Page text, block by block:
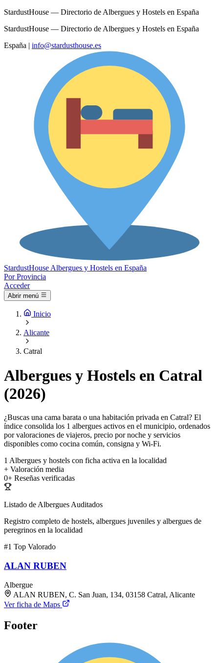
StardustHouse — Directorio de Albergues y Hostels en España
StardustHouse — Directorio de Albergues y Hostels en España
España | info@stardusthouse.es
StardustHouse Albergues y Hostels en España
Por Provincia
Acceder
Abrir menú
Inicio
Alicante
Catral
Albergues y Hostels en Catral
(2026)
¿Buscas una cama barata o una habitación privada en Catral? El
índice consolida los 1 albergues activos en el municipio, ordenados
por valoraciones de viajeros, precio por noche y servicios
disponibles como cocina común, consigna y Wi-Fi.
1 Albergues y hostels con ficha activa en la localidad
+ Valoración media
0+ Reseñas verificadas
Listado de Albergues Auditados
Registro completo de hostels, albergues juveniles y albergues de
peregrinos en la localidad
#1 Top Valorado
ALAN RUBEN
Albergue
ALAN RUBEN, C. San Juan, 134, 03158 Catral, Alicante
Ver ficha de Maps
Footer